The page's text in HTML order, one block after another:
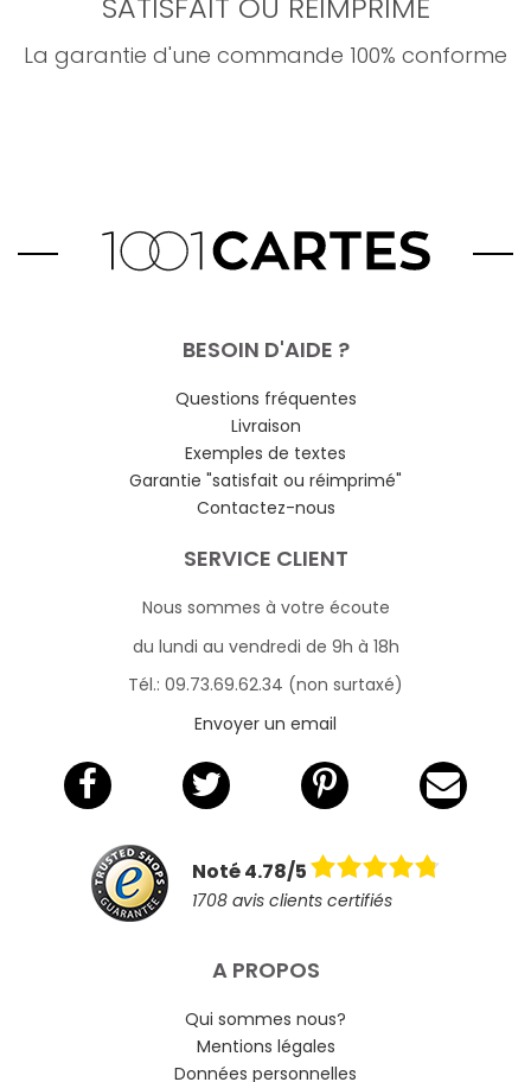
SATISFAIT OU RÉIMPRIMÉ
La garantie d'une commande 100% conforme
BESOIN D'AIDE ?
Questions fréquentes
Livraison
Exemples de textes
Garantie "satisfait ou réimprimé"
Contactez-nous
SERVICE CLIENT
Nous sommes à votre écoute
du lundi au vendredi de 9h à 18h
Tél.: 09.73.69.62.34 (non surtaxé)
Envoyer un email
Noté 4.78/5
1708 avis clients certifiés
A PROPOS
Qui sommes nous?
Mentions légales
Données personnelles